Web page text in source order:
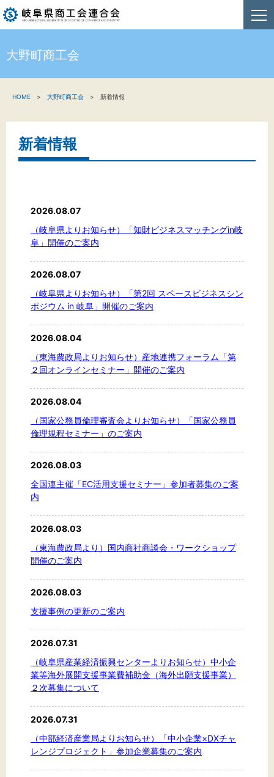
新着情報
関係機関の方へ
標準 拡大
黒 白 黄
大野町商工会
HOME 大野町商工会 新着情報
新着情報
2026.08.07
（岐阜県よりお知らせ）「知財ビジネスマッチングin岐
阜」開催のご案内
2026.08.07
（岐阜県よりお知らせ）「第2回 スペースビジネスシン
ポジウム in 岐阜」開催のご案内
2026.08.04
（東海農政局よりお知らせ）産地連携フォーラム「第
２回オンラインセミナー」開催のご案内
2026.08.04
（国家公務員倫理審査会よりお知らせ）「国家公務員
倫理規程セミナー」のご案内
2026.08.03
全国連主催「EC活用支援セミナー」参加者募集のご案
内
2026.08.03
（東海農政局より）国内商社商談会・ワークショップ
開催のご案内
2026.08.03
支援事例の更新のご案内
2026.07.31
（岐阜県産業経済振興センターよりお知らせ）中小企
業等海外展開支援事業費補助金（海外出願支援事業）
２次募集について
2026.07.31
（中部経済産業局よりお知らせ）「中小企業×DXチャ
レンジプロジェクト」参加企業募集のご案内